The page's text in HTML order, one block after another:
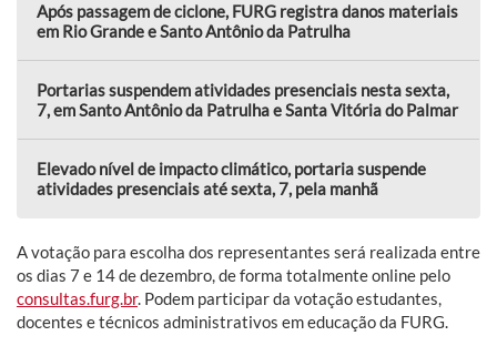
Após passagem de ciclone, FURG registra danos materiais
em Rio Grande e Santo Antônio da Patrulha
Portarias suspendem atividades presenciais nesta sexta,
7, em Santo Antônio da Patrulha e Santa Vitória do Palmar
Elevado nível de impacto climático, portaria suspende
atividades presenciais até sexta, 7, pela manhã
A votação para escolha dos representantes será realizada entre
os dias 7 e 14 de dezembro, de forma totalmente online pelo
consultas.furg.br. Podem participar da votação estudantes,
docentes e técnicos administrativos em educação da FURG.